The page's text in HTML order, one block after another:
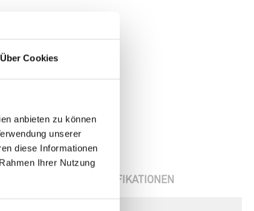
Über Cookies
anbieten zu können
unserer
diese Informationen
Ihrer Nutzung
BodenAusgleich
& Blauer Engel NEU
SPEZIFIKATIONEN